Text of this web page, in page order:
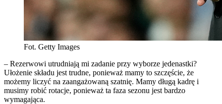
Fot. Getty Images
– Rezerwowi utrudniają mi zadanie przy wyborze jedenastki?
Ułożenie składu jest trudne, ponieważ mamy to szczęście, że
możemy liczyć na zaangażowaną szatnię. Mamy długą kadrę i
musimy robić rotacje, ponieważ ta faza sezonu jest bardzo
wymagająca.